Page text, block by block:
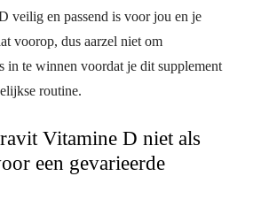
veilig en passend is voor jou en je
voorop, dus aarzel niet om
in te winnen voordat je dit supplement
routine.
Vitamine D niet als
een gevarieerde